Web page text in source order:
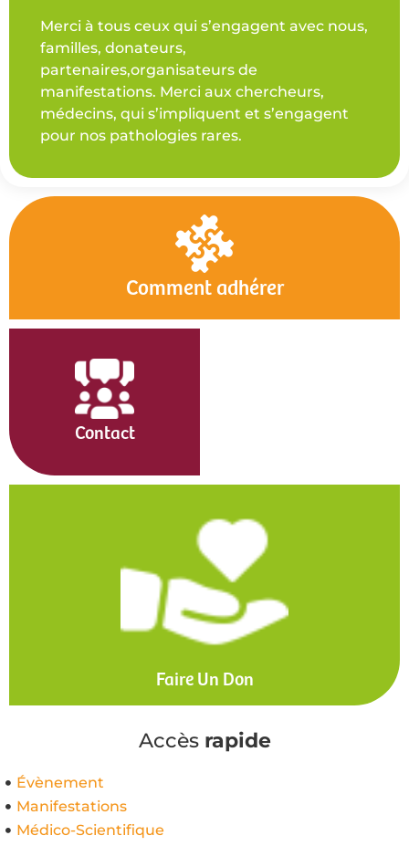
Merci à tous ceux qui s’engagent avec nous,
familles, donateurs,
partenaires,organisateurs de
manifestations. Merci aux chercheurs,
médecins, qui s’impliquent et s’engagent
pour nos pathologies rares.
Comment adhérer
Contact
Faire Un Don
Accès rapide
Évènement
Manifestations
Médico-Scientifique